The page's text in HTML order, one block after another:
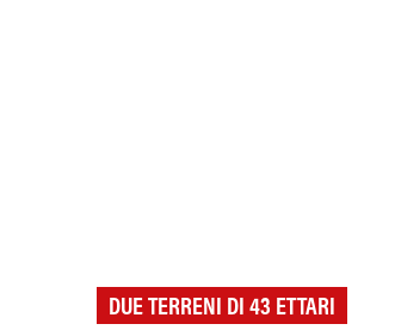
DUE TERRENI DI 43 ETTARI